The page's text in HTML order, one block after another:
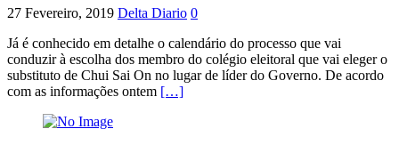
27 Fevereiro, 2019 Delta Diario 0
Já é conhecido em detalhe o calendário do processo que vai
conduzir à escolha dos membro do colégio eleitoral que vai eleger o
substituto de Chui Sai On no lugar de líder do Governo. De acordo
com as informações ontem […]